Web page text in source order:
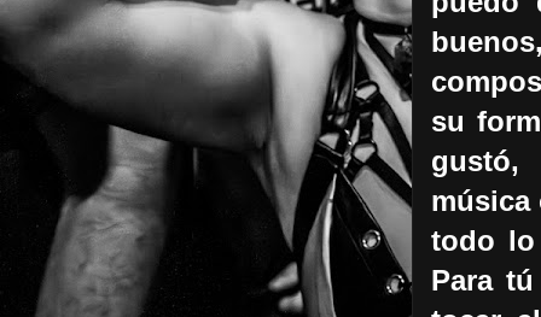
su
gustó,
música
todo lo
Para